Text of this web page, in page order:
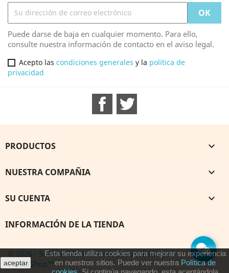
Puede darse de baja en cualquier momento. Para ello,
consulte nuestra información de contacto en el aviso legal.
Acepto las condiciones generales y la política de
privacidad
Facebook
PRODUCTOS 
NUESTRA COMPAÑIA 
SU CUENTA 
INFORMACIÓN DE LA TIENDA
aceptar
Esta tienda utiliza cookies para mejorar su experiencia
en nuestros sitios. Puede ver nuestra Política de
© 2026 - Software Ecommerce desarrollado por
PrestaShop™